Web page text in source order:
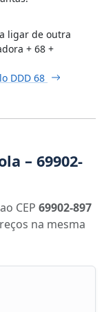
ligar de outra
+ 68 +
DDD 68
– 69902-
CEP 69902-897
na mesma